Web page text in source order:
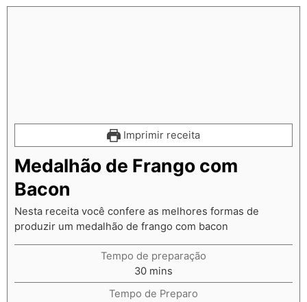
Imprimir receita
Medalhão de Frango com
Bacon
Nesta receita você confere as melhores formas de
produzir um medalhão de frango com bacon
Tempo de preparação
30 mins
Tempo de Preparo